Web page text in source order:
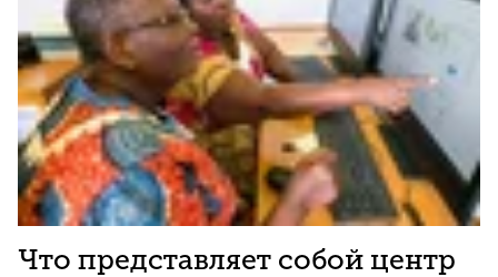
Что представляет собой центр